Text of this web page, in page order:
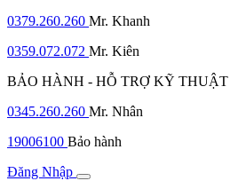
0379.260.260 Mr. Khanh
0359.072.072 Mr. Kiên
BẢO HÀNH - HỖ TRỢ KỸ THUẬT
0345.260.260 Mr. Nhân
19006100 Bảo hành
Đăng Nhập